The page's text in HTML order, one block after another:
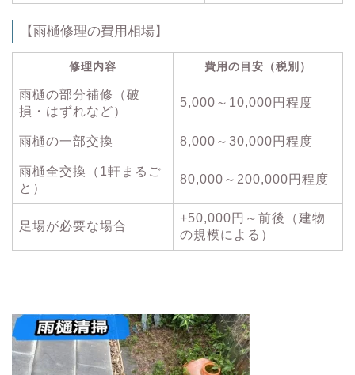
【雨樋修理の費用相場】
修理内容 費用の目安（税別）
雨樋の部分補修（破
損・はずれなど）
5,000～10,000円程度
雨樋の一部交換 8,000～30,000円程度
雨樋全交換（1軒まるご
と）
80,000～200,000円程度
足場が必要な場合
+50,000円～前後（建物
の規模による）